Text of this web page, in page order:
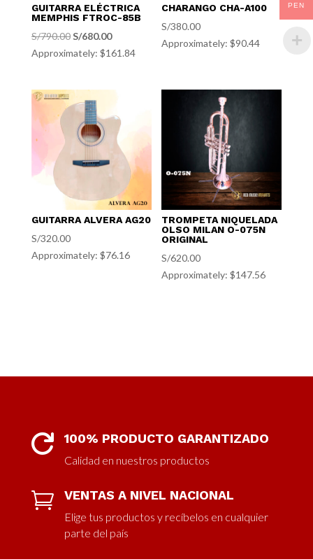
GUITARRA ELÉCTRICA
MEMPHIS FTROC-85B
S/790.00 El
precio
era:
S/790.00.
S/680.00El
precio
es:
Approximately: $161.84
CHARANGO CHA-A100
S/380.00
Approximately: $90.44
GUITARRA ALVERA AG20
S/320.00
Approximately: $76.16
TROMPETA NIQUELADA
OLSO MILAN O-075N
ORIGINAL
S/620.00
Approximately: $147.56
 100% PRODUCTO GARANTIZADO
Calidad en nuestros productos
 VENTAS A NIVEL NACIONAL
Elige tus productos y recíbelos en cualquier
parte del país
PEN